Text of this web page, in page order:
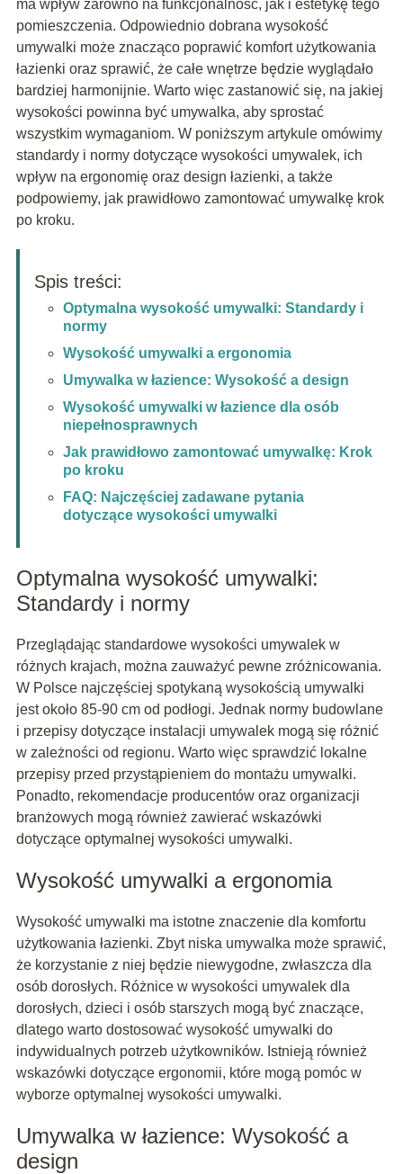
ma wpływ zarówno na funkcjonalność, jak i estetykę tego
pomieszczenia. Odpowiednio dobrana wysokość
umywalki może znacząco poprawić komfort użytkowania
łazienki oraz sprawić, że całe wnętrze będzie wyglądało
bardziej harmonijnie. Warto więc zastanowić się, na jakiej
wysokości powinna być umywalka, aby sprostać
wszystkim wymaganiom. W poniższym artykule omówimy
standardy i normy dotyczące wysokości umywalek, ich
wpływ na ergonomię oraz design łazienki, a także
podpowiemy, jak prawidłowo zamontować umywalkę krok
po kroku.
Spis treści:
Optymalna wysokość umywalki: Standardy i
normy
Wysokość umywalki a ergonomia
Umywalka w łazience: Wysokość a design
Wysokość umywalki w łazience dla osób
niepełnosprawnych
Jak prawidłowo zamontować umywalkę: Krok
po kroku
FAQ: Najczęściej zadawane pytania
dotyczące wysokości umywalki
Optymalna wysokość umywalki:
Standardy i normy
Przeglądając standardowe wysokości umywalek w
różnych krajach, można zauważyć pewne zróżnicowania.
W Polsce najczęściej spotykaną wysokością umywalki
jest około 85-90 cm od podłogi. Jednak normy budowlane
i przepisy dotyczące instalacji umywalek mogą się różnić
w zależności od regionu. Warto więc sprawdzić lokalne
przepisy przed przystąpieniem do montażu umywalki.
Ponadto, rekomendacje producentów oraz organizacji
branżowych mogą również zawierać wskazówki
dotyczące optymalnej wysokości umywalki.
Wysokość umywalki a ergonomia
Wysokość umywalki ma istotne znaczenie dla komfortu
użytkowania łazienki. Zbyt niska umywalka może sprawić,
że korzystanie z niej będzie niewygodne, zwłaszcza dla
osób dorosłych. Różnice w wysokości umywalek dla
dorosłych, dzieci i osób starszych mogą być znaczące,
dlatego warto dostosować wysokość umywalki do
indywidualnych potrzeb użytkowników. Istnieją również
wskazówki dotyczące ergonomii, które mogą pomóc w
wyborze optymalnej wysokości umywalki.
Umywalka w łazience: Wysokość a
design